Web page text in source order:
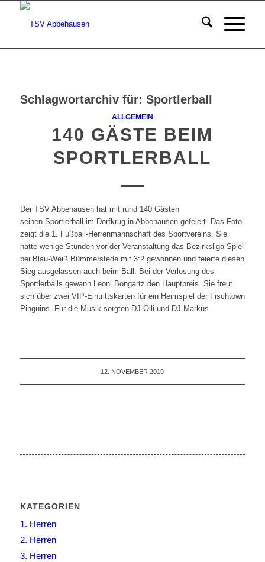
Schlagwortarchiv für: Sportlerball
ALLGEMEIN
140 GÄSTE BEIM
SPORTLERBALL
Der TSV Abbehausen hat mit rund 140 Gästen
seinen Sportlerball im Dorfkrug in Abbehausen gefeiert. Das Foto
zeigt die 1. Fußball-Herrenmannschaft des Sportvereins. Sie
hatte wenige Stunden vor der Veranstaltung das Bezirksliga-Spiel
bei Blau-Weiß Bümmerstede mit 3:2 gewonnen und feierte diesen
Sieg ausgelassen auch beim Ball. Bei der Verlosung des
Sportlerballs gewann Leoni Bongartz den Hauptpreis. Sie freut
sich über zwei VIP-Eintrittskarten für ein Heimspiel der Fischtown
Pinguins. Für die Musik sorgten DJ Olli und DJ Markus.
12. NOVEMBER 2019
KATEGORIEN
1. Herren
2. Herren
3. Herren